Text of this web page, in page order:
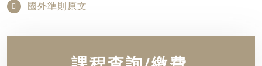
國外準則原文